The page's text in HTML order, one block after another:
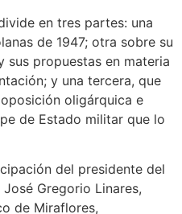
en tres partes: una
de 1947; otra sobre su
propuestas en materia
y una tercera, que
oligárquica e
de Estado militar que lo
del presidente del
Gregorio Linares,
de Miraflores,